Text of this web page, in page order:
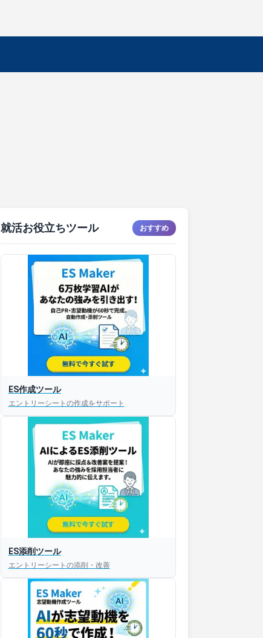
就活お役立ちツール おすすめ
ES作成ツール
エントリーシートの作成をサポート
ES添削ツール
エントリーシートの添削・改善